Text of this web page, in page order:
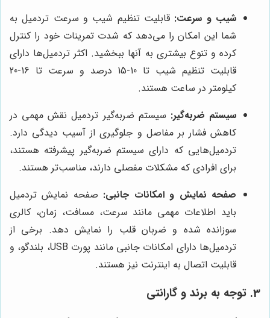
شیب و سرعت: قابلیت تنظیم شیب و سرعت تردمیل به
شما این امکان را می‌دهد که شدت تمرینات خود را کنترل
کرده و تنوع بیشتری به آنها ببخشید. اکثر تردمیل‌ها دارای
قابلیت تنظیم شیب تا 10-15 درصد و سرعت تا 16-20
کیلومتر در ساعت هستند.
سیستم ضربه‌گیر: سیستم ضربه‌گیر تردمیل نقش مهمی در
کاهش فشار بر مفاصل و جلوگیری از آسیب دیدگی دارد.
تردمیل‌هایی که دارای سیستم ضربه‌گیر پیشرفته هستند،
برای افرادی که مشکلات مفصلی دارند، مناسب‌تر هستند.
صفحه نمایش و امکانات جانبی: صفحه نمایش تردمیل
باید اطلاعات مهمی مانند سرعت، مسافت، زمان، کالری
سوزانده شده و ضربان قلب را نمایش دهد. برخی از
تردمیل‌ها دارای امکانات جانبی مانند پورت USB، بلندگو، و
قابلیت اتصال به اینترنت نیز هستند.
3. توجه به برند و گارانتی